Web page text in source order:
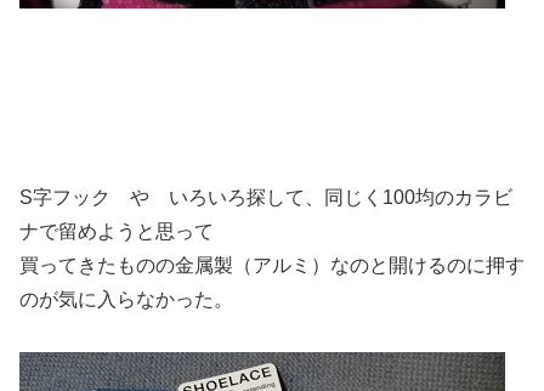
S字フック や いろいろ探して、同じく100均のカラビ
ナで留めようと思って
買ってきたものの金属製（アルミ）なのと開けるのに押す
のが気に入らなかった。